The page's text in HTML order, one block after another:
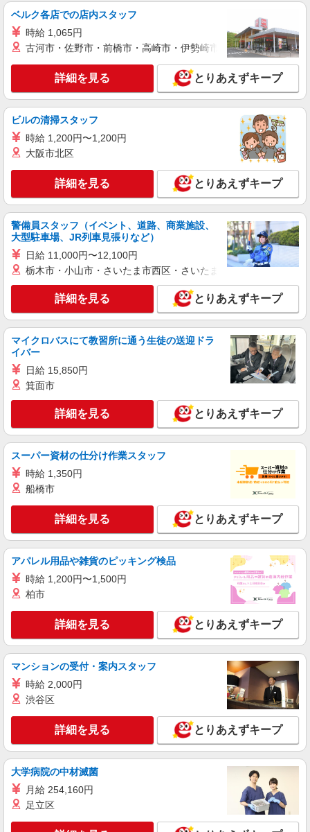
アルバイト 派遣社員
日研トータルソーシング株式会社 メディカルケア事業部/仙台オフィ
ス【看護助手】
看護助手（ナースエイド）
時給1,200円 ★週払いOK（規定あり） ※給与
幅は経験・能力による
福島県福島市 【最寄駅】福島交通飯坂線「美
術館図書館前」駅
キープ 詳細を見る
アルバイト パート 派遣社員 紹介予定派遣
日研トータルソーシング株式会社 メディカルケア事業部/仙台オフィ
ス
未経験・無資格OKの介護スタッフ
時給1,280円〜1,380円 ★週払いOK（規定あ
り） ※給与幅は経験・能力による
福島県福島市 【最寄駅】福島交通飯坂線「平
野」駅 ★勤務地は3000ヶ所以上★ 自宅から通い
やすいエリアなど、お好きな勤務地をお選び下さ
い！！
キープ 詳細を見る
アルバイト パート 派遣社員 紹介予定派遣
日研トータルソーシング株式会社 メディカルケア事業部/仙台オフィ
ス
介護スタッフ／資格あり or 経験者
給1,330円〜 ◆初任者研修・未経験：時給1,330
円〜 ◆初任者研修・経験者：時給1,360円〜 ◆介
護福祉士：時給1,380円〜 ※経験者は3ヶ月以上 ※
り）
福島県福島市 【最寄駅】JR東北本線「金谷
やすいエリアなど、お好きな勤務地をお選び下さ
い！！
キープ 詳細を見る
日研トータルソーシング株式会社 メディカルケア事業部/仙台オフィ
介護スタッフ／資格あり or 経験者
時給1,330円〜1,380円 ◆無資格・経験者：時
給1,330円〜 ◆初任者研修・未経験：時給1,330
円〜 ◆初任者研修・経験者：時給1,360円〜 ◆介
給与幅は経験・能力による ★週払いOK（規定あ
り）
福島県福島市 【最寄駅】JR奥羽本線「笹木
やすいエリアなど、お好きな勤務地をお選び下さ
い！！
詳細を見る
派遣社員
株式会社kotrio /●SD-H-1975144
福島市｜日払いOK！日収1万円超え×サ高住ス
時給1350円〜2062円 ＜日払い有/週払い有/交
通費全支給(ガソリン代含む)＞
福島市内 最寄り駅：福島
キープ 詳細を見る
ベルク各店での店内スタッフ
時給 1,065円
古河市・佐野市・前橋市・高崎市・伊勢崎市・太田市・館林市
詳細を見る とりあえずキープ
ビルの清掃スタッフ
時給 1,200円〜1,200円
大阪市北区
詳細を見る とりあえずキープ
警備員スタッフ（イベント、道路、商業施設、
大型駐車場、JR列車見張りなど）
日給 11,000円〜12,100円
栃木市・小山市・さいたま市西区・さいたま市岩槻区・久喜市・
詳細を見る とりあえずキープ
マイクロバスにて教習所に通う生徒の送迎ドラ
イバー
日給 15,850円
箕面市
詳細を見る とりあえずキープ
スーパー資材の仕分け作業スタッフ
時給 1,350円
船橋市
詳細を見る とりあえずキープ
アパレル用品や雑貨のピッキング検品
時給 1,200円〜1,500円
柏市
詳細を見る とりあえずキープ
マンションの受付・案内スタッフ
時給 2,000円
渋谷区
詳細を見る とりあえずキープ
大学病院の中材滅菌
月給 254,160円
足立区